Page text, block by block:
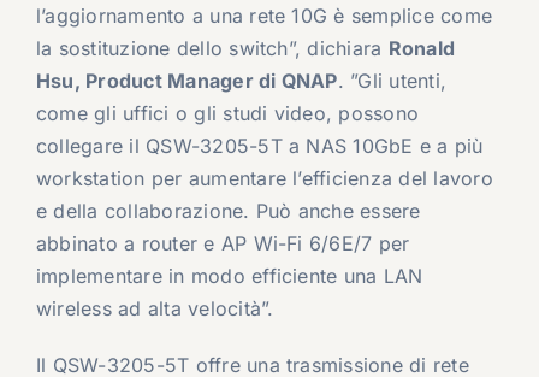
l’aggiornamento a una rete 10G è semplice come
la sostituzione dello switch”, dichiara Ronald
Hsu, Product Manager di QNAP. ”Gli utenti,
come gli uffici o gli studi video, possono
collegare il QSW-3205-5T a NAS 10GbE e a più
workstation per aumentare l’efficienza del lavoro
e della collaborazione. Può anche essere
abbinato a router e AP Wi-Fi 6/6E/7 per
implementare in modo efficiente una LAN
wireless ad alta velocità”.
Il QSW-3205-5T offre una trasmissione di rete